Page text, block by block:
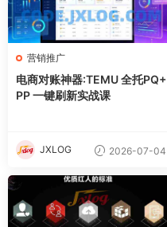
营销推广
电商对账神器:TEMU 全托PQ+
PP 一键刷新实战课
JXLOG 2026-07-04